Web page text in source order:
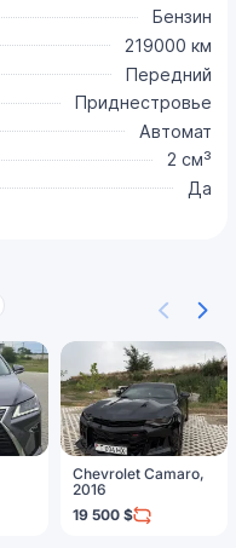
Бензин
219000 км
Передний
Приднестровье
Автомат
2 см³
Да
Chevrolet Camaro,
2016
19 500 $